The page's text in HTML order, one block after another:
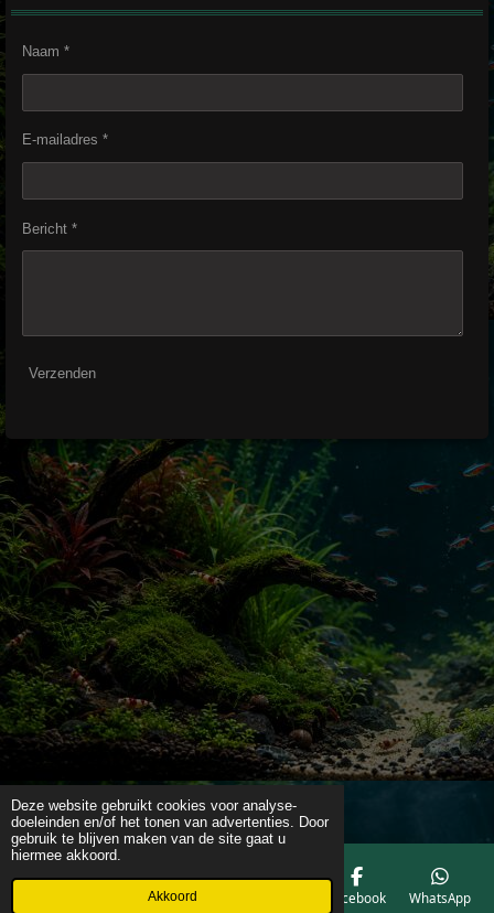
Deze website gebruikt cookies voor analyse-
doeleinden en/of het tonen van advertenties. Door
gebruik te blijven maken van de site gaat u
hiermee akkoord.
Akkoord
Naam *
E-mailadres *
Bericht *
Verzenden
Telefoonnummer Facebook WhatsApp